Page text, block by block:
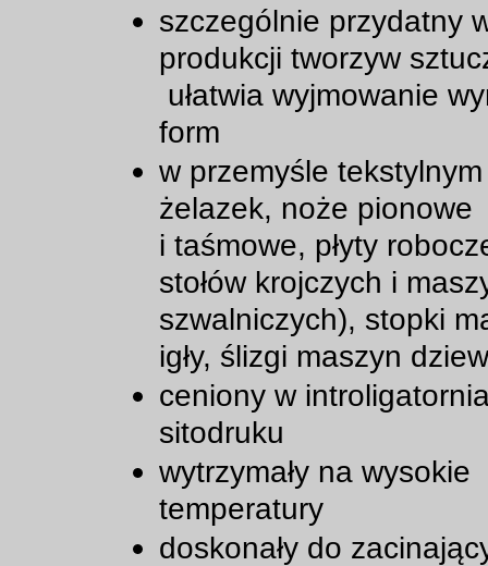
szczególnie przydatny
produkcji tworzyw
ułatwia wyjmowanie
form
w przemyśle
żelazek, noże pionowe
i taśmowe, płyty
stołów krojczych i
szwalniczych), stopki
igły, ślizgi maszyn
ceniony w
sitodruku
wytrzymały na wysokie
temperatury
doskonały do